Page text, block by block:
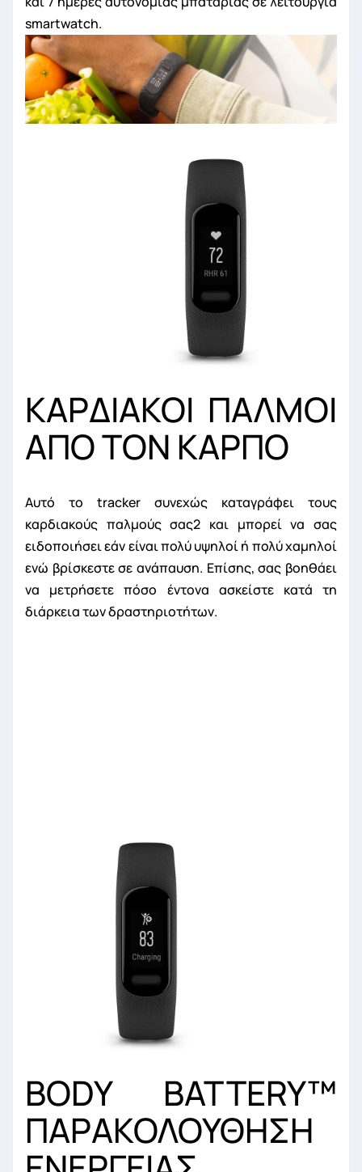
smartwatch.
ΚΑΡΔΙΑΚΟΙ ΠΑΛΜΟΙ
ΑΠΟ ΤΟΝ ΚΑΡΠΟ
Αυτό το tracker συνεχώς καταγράφει τους
καρδιακούς παλμούς σας2 και μπορεί να σας
ειδοποιήσει εάν είναι πολύ υψηλοί ή πολύ χαμηλοί
ενώ βρίσκεστε σε ανάπαυση. Επίσης, σας βοηθάει
να μετρήσετε πόσο έντονα ασκείστε κατά τη
διάρκεια των δραστηριοτήτων.
BODY BATTERY™
ΠΑΡΑΚΟΛΟΥΘΗΣΗ